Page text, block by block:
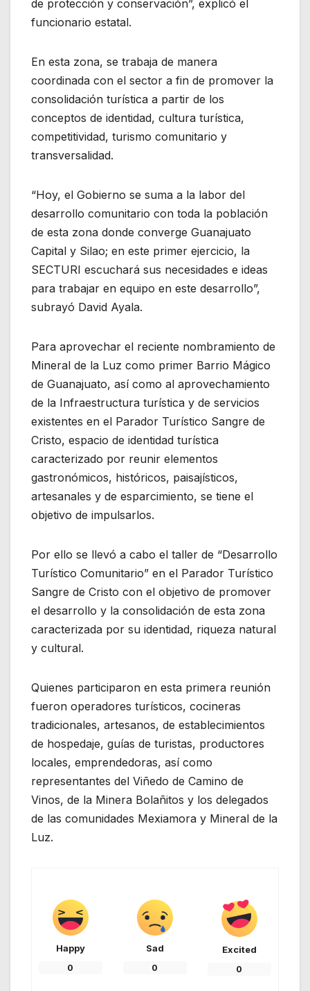
de protección y conservación”, explicó el
funcionario estatal.
En esta zona, se trabaja de manera
coordinada con el sector a fin de promover la
consolidación turística a partir de los
conceptos de identidad, cultura turística,
competitividad, turismo comunitario y
transversalidad.
“Hoy, el Gobierno se suma a la labor del
desarrollo comunitario con toda la población
de esta zona donde converge Guanajuato
Capital y Silao; en este primer ejercicio, la
SECTURI escuchará sus necesidades e ideas
para trabajar en equipo en este desarrollo”,
subrayó David Ayala.
Para aprovechar el reciente nombramiento de
Mineral de la Luz como primer Barrio Mágico
de Guanajuato, así como al aprovechamiento
de la Infraestructura turística y de servicios
existentes en el Parador Turístico Sangre de
Cristo, espacio de identidad turística
caracterizado por reunir elementos
gastronómicos, históricos, paisajísticos,
artesanales y de esparcimiento, se tiene el
objetivo de impulsarlos.
Por ello se llevó a cabo el taller de “Desarrollo
Turístico Comunitario” en el Parador Turístico
Sangre de Cristo con el objetivo de promover
el desarrollo y la consolidación de esta zona
caracterizada por su identidad, riqueza natural
y cultural.
Quienes participaron en esta primera reunión
fueron operadores turísticos, cocineras
tradicionales, artesanos, de establecimientos
de hospedaje, guías de turistas, productores
locales, emprendedoras, así como
representantes del Viñedo de Camino de
Vinos, de la Minera Bolañitos y los delegados
de las comunidades Mexiamora y Mineral de la
Luz.
Happy
0
Sad
0
Excited
0